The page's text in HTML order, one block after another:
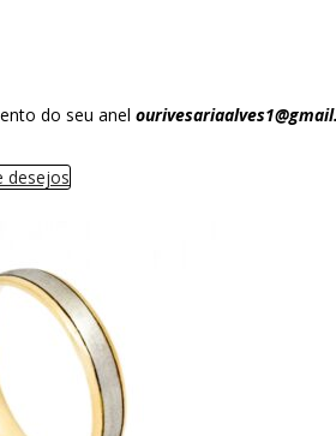
do seu anel
desejos